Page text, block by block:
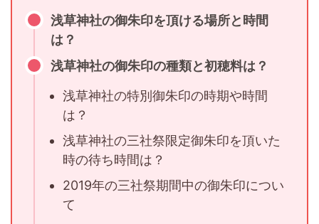
浅草神社の御朱印を頂ける場所と時間
は？
浅草神社の御朱印の種類と初穂料は？
浅草神社の特別御朱印の時期や時間
は？
浅草神社の三社祭限定御朱印を頂いた
時の待ち時間は？
2019年の三社祭期間中の御朱印につい
て